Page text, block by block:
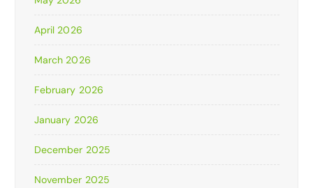
April 2026
March 2026
February 2026
January 2026
December 2025
November 2025